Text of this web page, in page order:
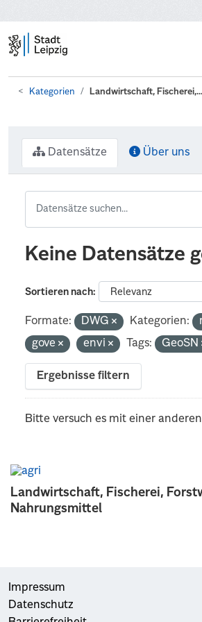
Kategorien Landwirtschaft, Fischerei,...
Landwirtschaft, Fischerei,
Nahrungsmittel
Datensätze Über uns
Keine Datensätze
Sortieren nach
Formate: DWG Kategorien:
gove
envi Tags: GeoSN
Ergebnisse filtern
Bitte versuch es mit einer
Impressum
Datenschutz